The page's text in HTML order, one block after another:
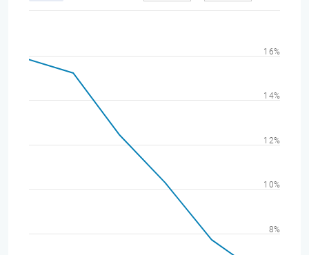
8%
10%
12%
14%
16%